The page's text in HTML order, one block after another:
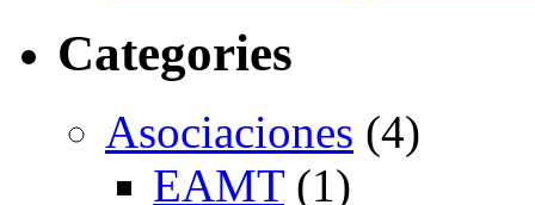
Categories
Asociaciones (4)
EAMT(1)